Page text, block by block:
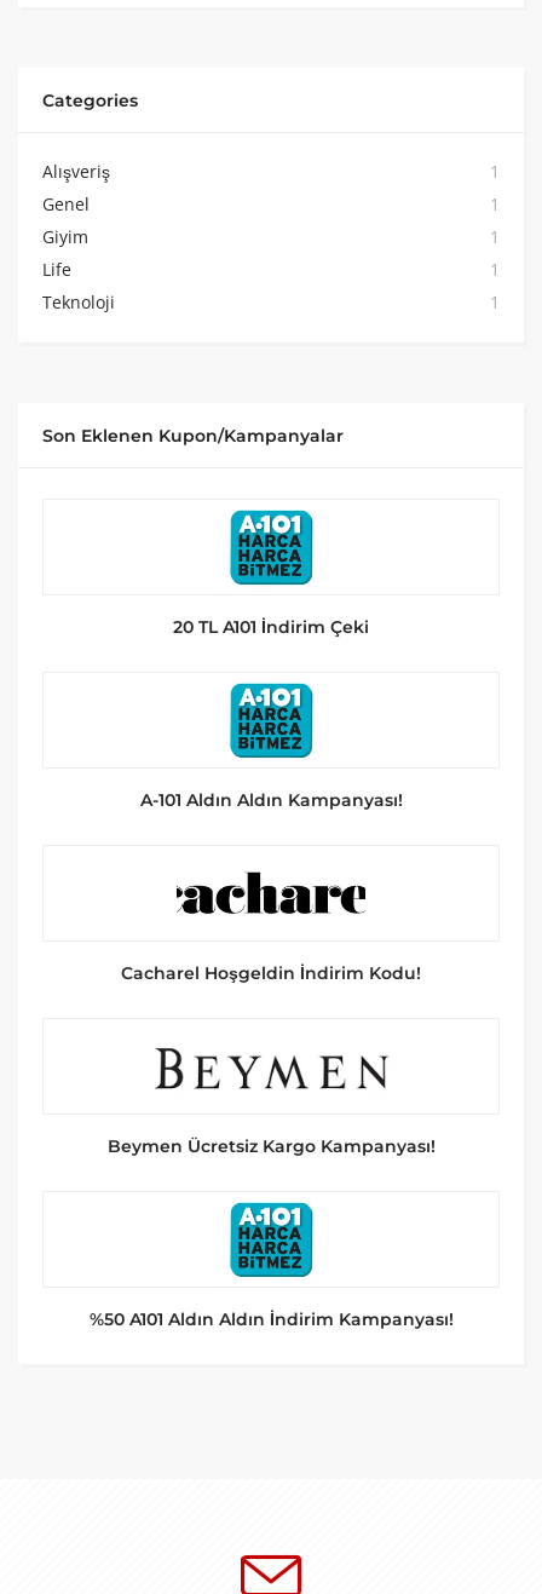
Categories
Alışveriş
1
Genel
1
Giyim
1
Life
1
Teknoloji
1
Son Eklenen Kupon/Kampanyalar
20 TL A101 İndirim Çeki
A-101 Aldın Aldın Kampanyası!
Cacharel Hoşgeldin İndirim Kodu!
Beymen Ücretsiz Kargo Kampanyası!
%50 A101 Aldın Aldın İndirim Kampanyası!